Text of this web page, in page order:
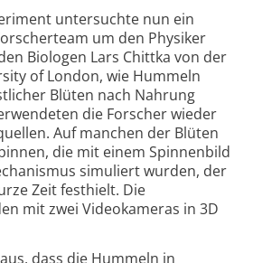
untersuchte nun ein
um den Physiker
Biologen Lars Chittka von der
of London, wie Hummeln
Blüten nach Nahrung
die Forscher wieder
Auf manchen der Blüten
die mit einem Spinnenbild
simuliert wurden, der
Zeit festhielt. Die
mit zwei Videokameras in 3D
dass die Hummeln in